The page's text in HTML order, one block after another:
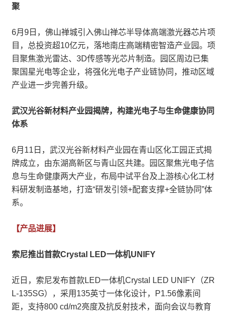
聚
6月9日，佛山禅城引入佛山禅芯半导体高端激光器芯片项
目，总投资超10亿元，落地南庄高端精密智造产业园。项
目聚焦激光雷达、3D传感等光芯片制造。园区周边已集
聚国星光电等企业，将强化光电子产业链协同，推动区域
产业进一步完善升级。
武汉光谷新材料产业园揭牌，构建光电子与生命健康协同
体系
6月11日，武汉光谷新材料产业园在青山区化工园正式揭
牌成立，由东湖高新区与青山区共建。园区聚焦光电子信
息与生命健康两大产业，布局中试平台及上游核心化工材
料研发制造基地，打造“研发引领+配套支撑+全链协同”体
系。
【产品进展】
索尼推出首款Crystal LED一体机UNIFY
近日，索尼发布首款LED一体机Crystal LED UNIFY（ZR
L-135SG），采用135英寸一体化设计，P1.56像素间
距，支持800 cd/m2亮度及抗反射技术，面向会议与教育